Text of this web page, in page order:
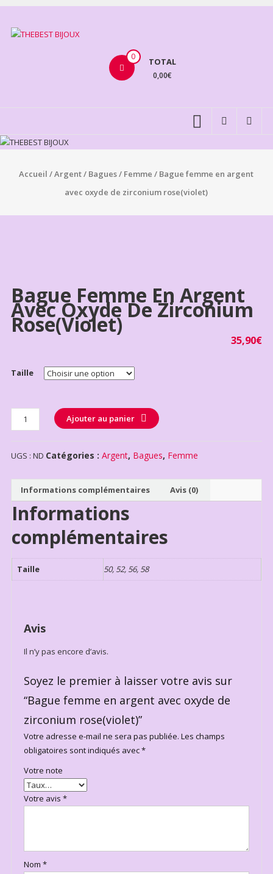
Aller
contenu
BIJOUX
0 TOTAL
0,00€
Accueil /Argent/ Bagues/ Femme / Bague femme en argent
avec oxyde de zirconium rose(violet)
Bague Femme En Argent
Avec Oxyde De Zirconium
Rose(violet)
35,90€
Taille
Quantité Ajouter au panier
UGS : ND Catégories : Argent, Bagues, Femme
Informations complémentaires Avis (0)
Informations
complémentaires
Taille 50, 52, 56, 58
Avis
Il n’y pas encore d’avis.
Soyez le premier à laisser votre avis sur
“Bague femme en argent avec oxyde de
zirconium rose(violet)”
Votre adresse e-mail ne sera pas publiée. Les champs
obligatoires sont indiqués avec*
Votre note
Votre avis *
Nom *